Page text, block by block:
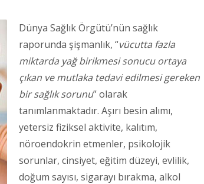
Dünya Sağlık Örgütü’nün sağlık
raporunda şişmanlık, “vücutta fazla
miktarda yağ birikmesi sonucu ortaya
çıkan ve mutlaka tedavi edilmesi gereken
bir sağlık sorunu” olarak
tanımlanmaktadır. Aşırı besin alımı,
yetersiz fiziksel aktivite, kalıtım,
nöroendokrin etmenler, psikolojik
sorunlar, cinsiyet, eğitim düzeyi, evlilik,
doğum sayısı, sigarayı bırakma, alkol